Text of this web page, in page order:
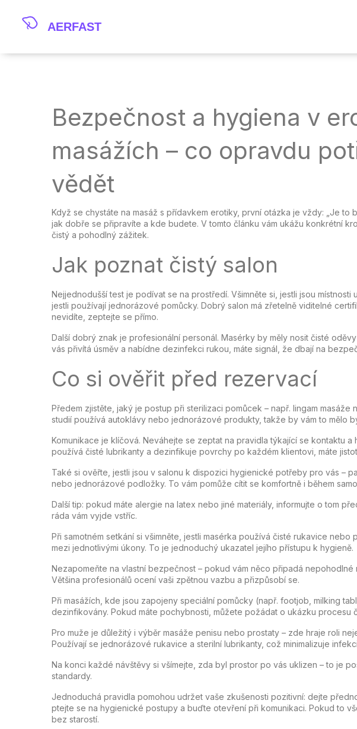
Bezpečnost a hygiena v
masážích – co opravdu
vědět
Když se chystáte na masáž s přídavkem erotiky, první otázka je vždy: „Je to
jak dobře se připravíte a kde budete. V tomto článku vám ukážu konkrétní
čistý a pohodlný zážitek.
Jak poznat čistý salon
Nejjednodušší test je podívat se na prostředí. Všimněte si, jestli jsou
jestli používají jednorázové pomůcky. Dobrý salon má zřetelně viditelné
nevidíte, zeptejte se přímo.
Další dobrý znak je profesionální personál. Masérky by měly nosit čisté
vás přivítá úsměv a nabídne dezinfekci rukou, máte signál, že dbají na
Co si ověřit před rezervací
Předem zjistěte, jaký je postup při sterilizaci pomůcek – např. lingam masáže
studií používá autoklávy nebo jednorázové produkty, takže by vám to mělo
Komunikace je klíčová. Neváhejte se zeptat na pravidla týkající se kontaktu
používá čisté lubrikanty a dezinfikuje povrchy po každém klientovi, máte
Také si ověřte, jestli jsou v salonu k dispozici hygienické potřeby pro vás –
nebo jednorázové podložky. To vám pomůže cítit se komfortně i během
Další tip: pokud máte alergie na latex nebo jiné materiály, informujte o tom
ráda vám vyjde vstříc.
Při samotném setkání si všimněte, jestli masérka používá čisté rukavice
mezi jednotlivými úkony. To je jednoduchý ukazatel jejího přístupu k hygieně.
Nezapomeňte na vlastní bezpečnost – pokud vám něco připadá
Většina profesionálů ocení vaši zpětnou vazbu a přizpůsobí se.
Při masážích, kde jsou zapojeny speciální pomůcky (např. footjob, milking
dezinfikovány. Pokud máte pochybnosti, můžete požádat o ukázku procesu
Pro muže je důležitý i výběr masáže penisu nebo prostaty – zde hraje roli
Používají se jednorázové rukavice a sterilní lubrikanty, což minimalizuje
Na konci každé návštěvy si všímejte, zda byl prostor po vás uklizen – to je
standardy.
Jednoduchá pravidla pomohou udržet vaše zkušenosti pozitivní: dejte
ptejte se na hygienické postupy a buďte otevření při komunikaci. Pokud to
bez starostí.